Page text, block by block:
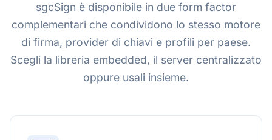
sgcSign è disponibile in due form factor
complementari che condividono lo stesso motore
di firma, provider di chiavi e profili per paese.
Scegli la libreria embedded, il server centralizzato
oppure usali insieme.